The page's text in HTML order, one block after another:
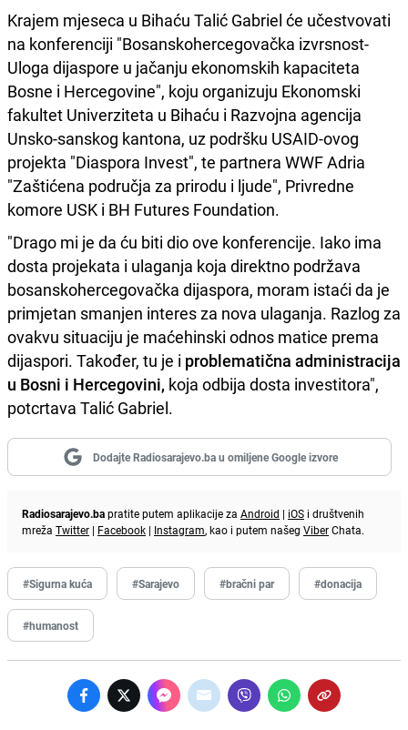
Krajem mjeseca u Bihaću Talić Gabriel će učestvovati
na konferenciji "Bosanskohercegovačka izvrsnost-
Uloga dijaspore u jačanju ekonomskih kapaciteta
Bosne i Hercegovine", koju organizuju Ekonomski
fakultet Univerziteta u Bihaću i Razvojna agencija
Unsko-sanskog kantona, uz podršku USAID-ovog
projekta "Diaspora Invest", te partnera WWF Adria
"Zaštićena područja za prirodu i ljude", Privredne
komore USK i BH Futures Foundation.
"Drago mi je da ću biti dio ove konferencije. Iako ima
dosta projekata i ulaganja koja direktno podržava
bosanskohercegovačka dijaspora, moram istaći da je
primjetan smanjen interes za nova ulaganja. Razlog za
ovakvu situaciju je maćehinski odnos matice prema
dijaspori. Također, tu je i problematična administracija
u Bosni i Hercegovini, koja odbija dosta investitora",
potcrtava Talić Gabriel.
Dodajte Radiosarajevo.ba u omiljene Google izvore
Radiosarajevo.bapratite putem aplikacije za Android | iOS i društvenih
mreža Twitter | Facebook | Instagram, kao i putem našeg ViberChata.
#Sigurna kuća #Sarajevo #bračni par #donacija
#humanost